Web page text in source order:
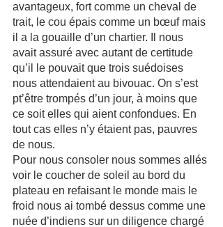
avantageux, fort comme un cheval de
trait, le cou épais comme un bœuf mais
il a la gouaille d’un chartier. Il nous
avait assuré avec autant de certitude
qu’il le pouvait que trois suédoises
nous attendaient au bivouac. On s’est
pt’être trompés d’un jour, à moins que
ce soit elles qui aient confondues. En
tout cas elles n’y étaient pas, pauvres
de nous.
Pour nous consoler nous sommes allés
voir le coucher de soleil au bord du
plateau en refaisant le monde mais le
froid nous ai tombé dessus comme une
nuée d’indiens sur un diligence chargé